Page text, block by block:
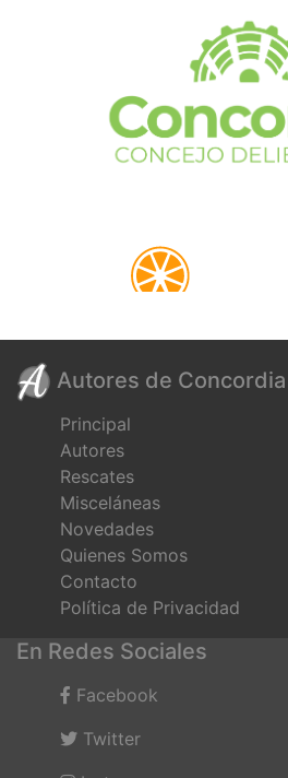
Autores de Concordia
Principal
Autores
Rescates
Misceláneas
Novedades
Quienes Somos
Contacto
Política de Privacidad
En Redes Sociales
Facebook
Twitter